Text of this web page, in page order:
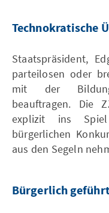
Technokratische
Staatspräsident,
parteilosen oder
mit der
beauftragen. Die
explizit ins
bürgerlichen
aus den Segeln
Bürgerlich